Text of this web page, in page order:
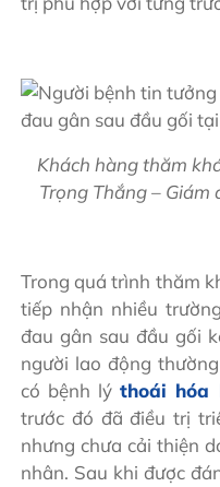
Khách hàng thăm
Trọng Thắng – Giám
Trong quá trình thăm
tiếp nhận nhiều
đau gân sau đầu gối
người lao động
có bệnh lýthoái hóa
trước đó đã điều trị
nhưng chưa cải thiện
nhân. Sau khi được